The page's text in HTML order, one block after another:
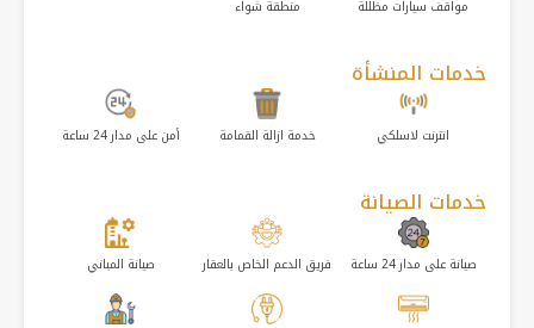
مواقف سيارات مظللة منطقة شواء
خدمات المنشأة
انترنت لاسلكي خدمة ازالة القمامة أمن على مدار 24 ساعة
خدمات الصيانة
صيانة على مدار 24 ساعة فريق الدعم الخاص بالعقار صيانة المباني